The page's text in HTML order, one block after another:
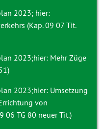
2023; hier:
(Kap. 09 07 Tit.
2023;hier: Mehr Züge
2023;hier: Umsetzung
von
06 TG 80 neuer Tit.)